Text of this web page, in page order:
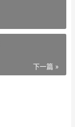
下一篇 »